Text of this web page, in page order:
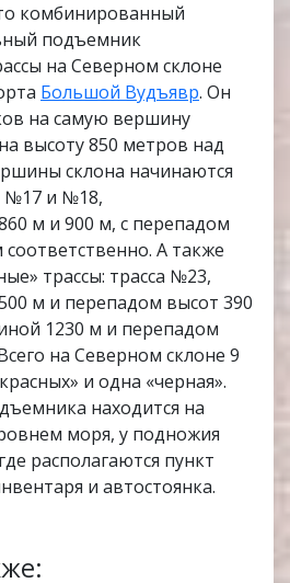
комбинированный
подъемник
на Северном склоне
Большой Вудъявр. Он
на самую вершину
высоту 850 метров над
склона начинаются
№17 и №18,
м и 900 м, с перепадом
А также
трассы: трасса №23,
м и перепадом высот 390
1230 м и перепадом
на Северном склоне 9
и одна «черная».
находится на
моря, у подножия
располагаются пункт
и автостоянка.